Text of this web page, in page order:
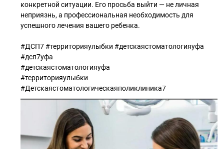
конкретной ситуации. Его просьба выйти — не личная
неприязнь, а профессиональная необходимость для
успешного лечения вашего ребенка.
#ДСП7 #территорияулыбки #детскаястоматологияуфа
#дсп7уфа
#детскаястоматологияуфа
#территорияулыбки
#Детскаястоматологическаяполиклиника7